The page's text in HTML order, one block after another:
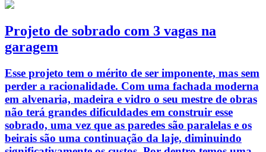
Projeto de sobrado com 3 vagas na
garagem
Esse projeto tem o mérito de ser imponente, mas sem
perder a racionalidade. Com uma fachada moderna
em alvenaria, madeira e vidro o seu mestre de obras
não terá grandes dificuldades em construir esse
sobrado, uma vez que as paredes são paralelas e os
beirais são uma continuação da laje, diminuindo